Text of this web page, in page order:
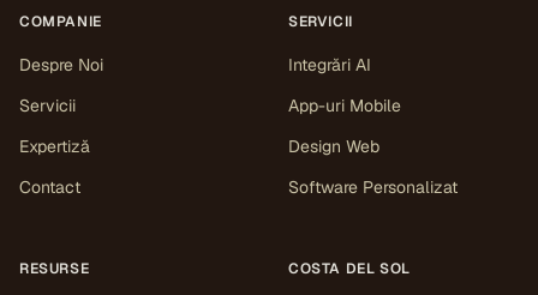
COMPANIE
Despre Noi
Servicii
Expertiză
Contact
SERVICII
Integrări AI
App-uri Mobile
Design Web
Software Personalizat
RESURSE COSTA DEL SOL